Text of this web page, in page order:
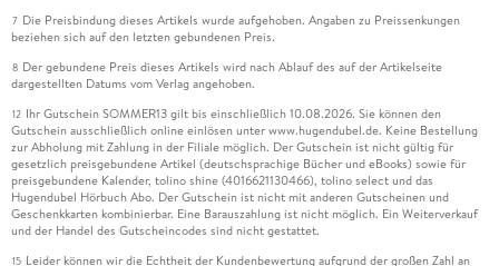
7 Die Preisbindung dieses Artikels wurde aufgehoben. Angaben zu Preissenkungen
beziehen sich auf den letzten gebundenen Preis.
8 Der gebundene Preis dieses Artikels wird nach Ablauf des auf der Artikelseite
dargestellten Datums vom Verlag angehoben.
12 Ihr Gutschein SOMMER13 gilt bis einschließlich 10.08.2026. Sie können den
Gutschein ausschließlich online einlösen unter www.hugendubel.de. Keine Bestellung
zur Abholung mit Zahlung in der Filiale möglich. Der Gutschein ist nicht gültig für
gesetzlich preisgebundene Artikel (deutschsprachige Bücher und eBooks) sowie für
preisgebundene Kalender, tolino shine (4016621130466), tolino select und das
Hugendubel Hörbuch Abo. Der Gutschein ist nicht mit anderen Gutscheinen und
Geschenkkarten kombinierbar. Eine Barauszahlung ist nicht möglich. Ein Weiterverkauf
und der Handel des Gutscheincodes sind nicht gestattet.
15 Leider können wir die Echtheit der Kundenbewertung aufgrund der großen Zahl an